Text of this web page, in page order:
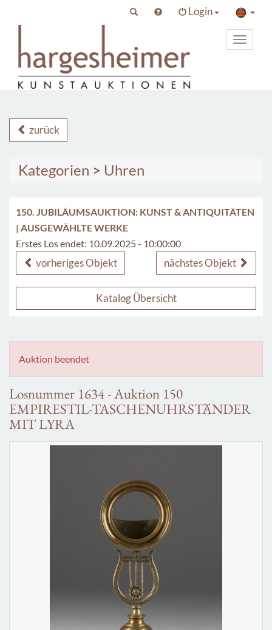
Login
Toggle
zurück
Kategorien > Uhren
150. JUBILÄUMSAUKTION: KUNST & ANTIQUITÄTEN
| AUSGEWÄHLTE WERKE
Erstes Los endet: 10.09.2025 - 10:00:00
vorheriges Objekt nächstes Objekt
Katalog Übersicht
Auktion beendet
Losnummer 1634 - Auktion 150
EMPIRESTIL-TASCHENUHRSTÄNDER
MIT LYRA